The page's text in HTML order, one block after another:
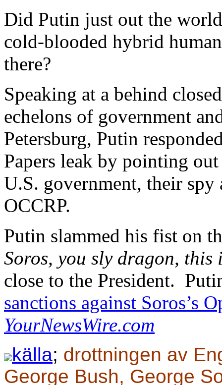
Did Putin just out the
cold-blooded hybrid
there?
Speaking at a behind
echelons of government
Petersburg, Putin
Papers leak by pointing
U.S. government, their spy
OCCRP.
Putin slammed his fist on
Soros, you sly dragon, this
close to the President.
sanctions against Soros’s
YourNewsWire.com
källa; drottningen av
George Bush, George